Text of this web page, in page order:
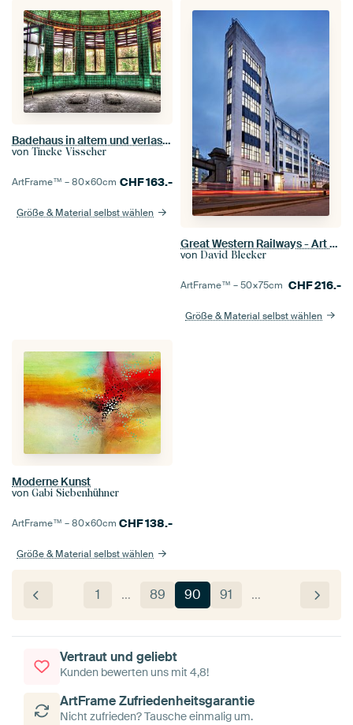
Badehaus in altem und verlassenem Sanatorium
von Tineke Visscher
ArtFrame™ –80×60cm CHF163.-
Größe & Material selbst wählen
Great Western Railways - Art Deco London
von David Bleeker
ArtFrame™ –50×75cm CHF216.-
Größe & Material selbst wählen
Moderne Kunst
von Gabi Siebenhühner
ArtFrame™ –80×60cm CHF138.-
Größe & Material selbst wählen
1 … 89 90 91 …
Vertraut und geliebt
Kunden bewerten uns mit 4,8!
ArtFrame Zufriedenheitsgarantie
Nicht zufrieden? Tausche einmalig um.